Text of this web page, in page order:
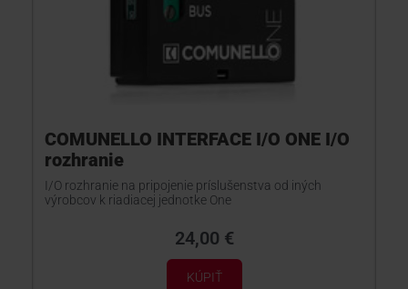
COMUNELLO INTERFACE I/O ONE I/O
rozhranie
I/O rozhranie na pripojenie príslušenstva od iných
výrobcov k riadiacej jednotke One
24,00 €
KÚPIŤ